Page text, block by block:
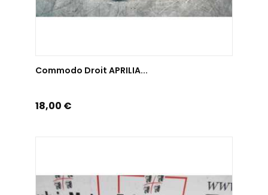
Commodo Droit APRILIA...
Prix
18,00 €